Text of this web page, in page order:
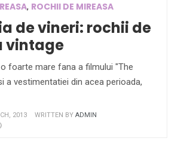
, ROCHII DE MIREASA
de vineri: rochii de
vintage
foarte mare fana a filmului "The
a vestimentatiei din acea perioada,
2013 WRITTEN BY ADMIN